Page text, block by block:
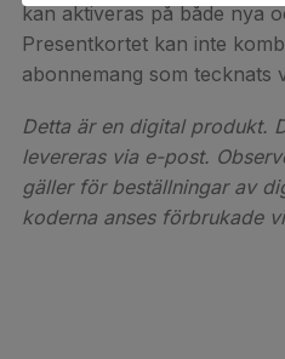
kan aktiveras på både nya
Presentkortet kan inte
abonnemang som tecknats
Detta är en digital produkt.
levereras via e-post.
gäller för beställningar av
koderna anses förbrukade